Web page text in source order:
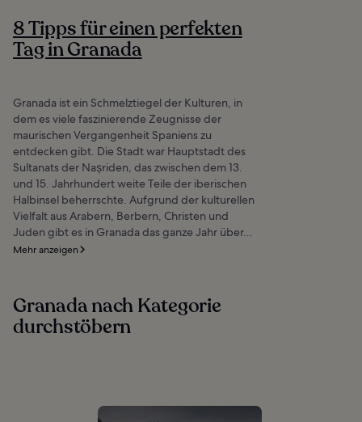
8 Tipps für einen perfekten
Tag in Granada
Granada ist ein Schmelztiegel der Kulturen, in
dem es viele faszinierende Zeugnisse der
maurischen Vergangenheit Spaniens zu
entdecken gibt. Die Stadt war Hauptstadt des
Sultanats der Naṣriden, das zwischen dem 13.
und 15. Jahrhundert weite Teile der iberischen
Halbinsel beherrschte. Aufgrund der kulturellen
Vielfalt aus Arabern, Berbern, Christen und
Juden gibt es in Granada das ganze Jahr über...
Mehr anzeigen
Granada nach Kategorie
durchstöbern